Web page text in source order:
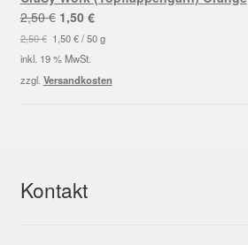
2,50€ Ursprünglicher
Preis
war:
2,50 €
1,50 €Aktueller
Preis
1,50 €.
2,50€ 1,50€/50 g
inkl. 19 % MwSt.
zzgl. Versandkosten
Kontakt